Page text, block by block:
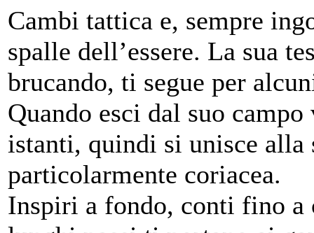
Cambi tattica e, sempre
spalle dell’essere. La sua
brucando, ti segue per
Quando esci dal suo
istanti, quindi si unisce alla
particolarmente coriacea.
Inspiri a fondo, conti fino a